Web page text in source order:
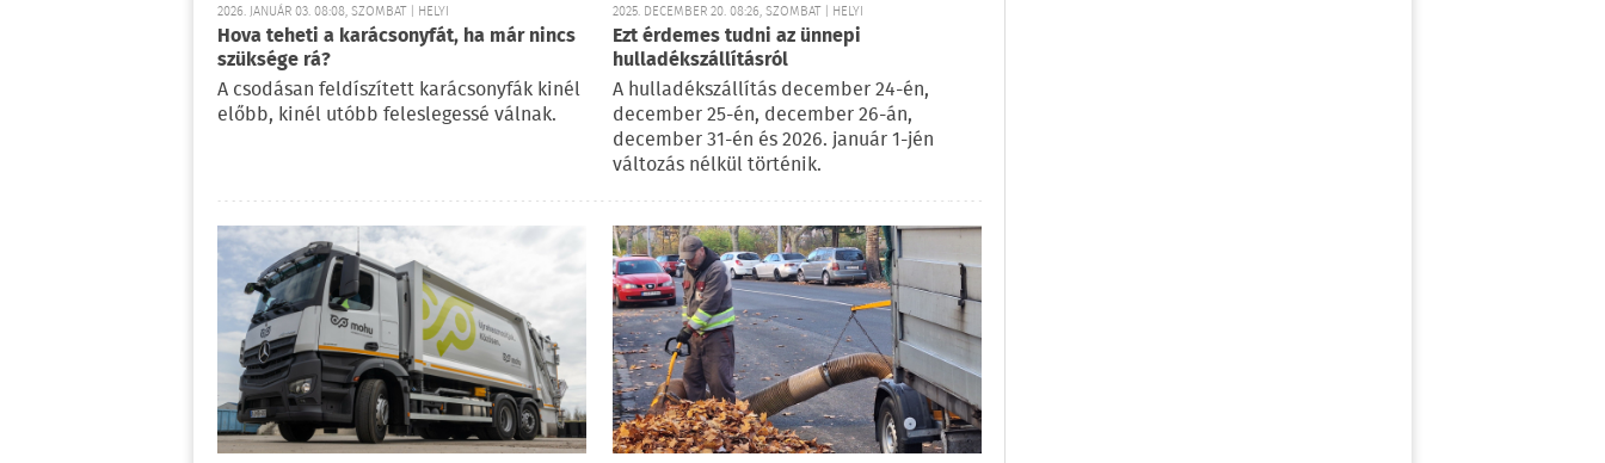
2026. JANUÁR 03. 08:08, SZOMBAT | HELYI
Hova teheti a karácsonyfát, ha már nincs
szüksége rá?
A csodásan feldíszített karácsonyfák kinél
előbb, kinél utóbb feleslegessé válnak.
2025. DECEMBER 20. 08:26, SZOMBAT | HELYI
Ezt érdemes tudni az ünnepi
hulladékszállításról
A hulladékszállítás december 24-én,
december 25-én, december 26-án,
december 31-én és 2026. január 1-jén
változás nélkül történik.